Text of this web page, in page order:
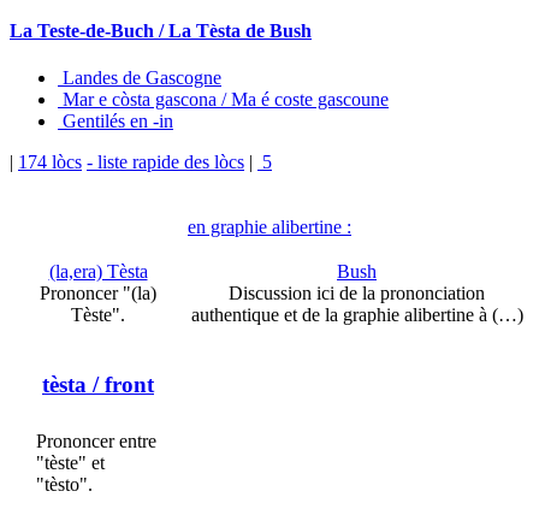
La Teste-de-Buch / La Tèsta de Bush
Landes de Gascogne
Mar e còsta gascona / Ma é coste gascoune
Gentilés en -in
| 174 lòcs - liste rapide des lòcs | 5
en graphie alibertine :
(la,era) Tèsta
Prononcer "(la)
Tèste".
tèsta / front
Prononcer entre
"tèste" et
"tèsto".
Bush
Discussion ici de la prononciation
authentique et de la graphie alibertine à (…)